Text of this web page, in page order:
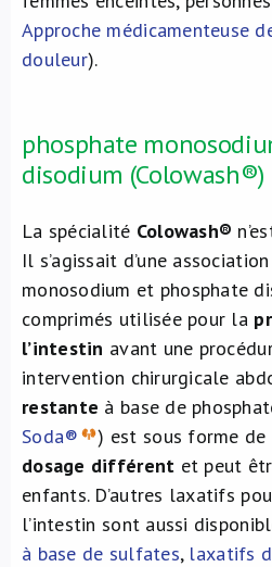
Approche médicamenteuse
douleur).
phosphate
disodium (Colowash®)
La spécialité Colowash®
Il s’agissait d’une
monosodium et phosphate
comprimés utilisée pour la
l’intestin avant une
intervention chirurgicale
restante à base de
Soda®
) est sous forme de
dosage différent et peut
enfants. D’autres laxatifs
l’intestin sont aussi
à base de sulfates, laxatifs